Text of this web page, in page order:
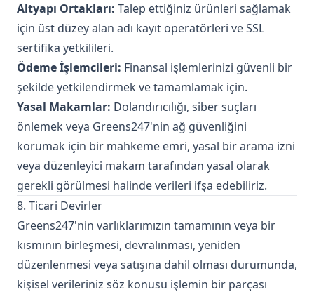
Altyapı Ortakları: Talep ettiğiniz ürünleri sağlamak
için üst düzey alan adı kayıt operatörleri ve SSL
sertifika yetkilileri.
Ödeme İşlemcileri: Finansal işlemlerinizi güvenli bir
şekilde yetkilendirmek ve tamamlamak için.
Yasal Makamlar: Dolandırıcılığı, siber suçları
önlemek veya Greens247'nin ağ güvenliğini
korumak için bir mahkeme emri, yasal bir arama izni
veya düzenleyici makam tarafından yasal olarak
gerekli görülmesi halinde verileri ifşa edebiliriz.
8. Ticari Devirler
Greens247'nin varlıklarımızın tamamının veya bir
kısmının birleşmesi, devralınması, yeniden
düzenlenmesi veya satışına dahil olması durumunda,
kişisel verileriniz söz konusu işlemin bir parçası